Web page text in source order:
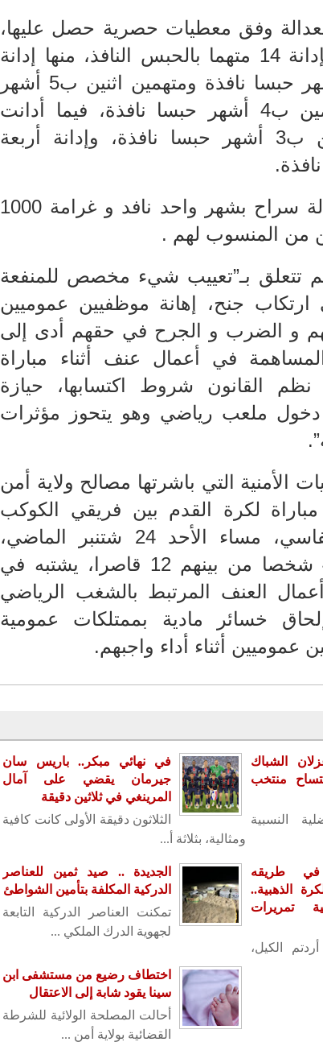
وفق معطيات حصرية حصل عليها،
فقد قضت المحكمة بإدانة 14 متهما بالحبس النافذ، منها إدانة
متهمين اثنين ب 6 أشهر حبسا نافذة ومتهمين اثنين ب5 أشهر
حبسا نافذة، و6 متهمين ب4 أشهر حبسا نافذة، فيما أدانت
المحكمة ثلاثة متهمين ب3 أشهر حبسا نافذة، وإدانة أربعة
و متهمين كانوا في حالة سراح بشهر واحد نافد و غرامة 1000
تتعلق بـ”تعييب شيء مخصص للمنفعة
ارتكاب جنح، إهانة موظفيين عموميين
و الضرب و الجرح في حقهم أدى إلى
في أعمال عنف أثناء مباراة
نظم القانون شروط اكتسابها، حيازة
دخول ملعب رياضي وهو يتحوز مؤثرات
الأمنية التي باشرتها مصالح ولاية أمن
لكرة القدم بين فريقي الكوكب
المراكشي والوداد الفاسي، مساء الأحد 24 شتنبر الماضي،
أسفرت عن ضبط 40 شخصا من بينهم 12 قاصرا، يشتبه في
العنف المرتبط بالشغب الرياضي
خسائر مادية بممتلكات عمومية
أثناء أداء واجبهم.
الشباك
منتخب
النسبية
في نهائي مبكر.. باريس سان
جيرمان يقضي على آمال
المرينغي في ثلاثين دقيقة
الثلاثون دقيقة الأولى كانت كافية
ومثالية، بثلاثة أ...
في طريقه
الذهبية..
تمريرات
الكيل،
الجديدة .. صيد ثمين للعناصر
الدركية المكلفة بتأمين الشواطئ
تمكنت العناصر الدركية التابعة
لجهوية الدرك الملكي ...
اختطاف رضيع من مستشفى ابن
سينا يقود شابة إلى الاعتقال
أحالت المصلحة الولائية للشرطة
القضائية بولاية أمن ...